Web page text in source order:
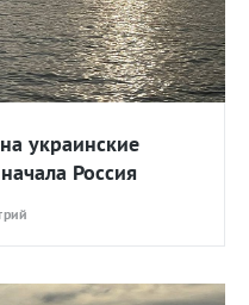
украинские
Россия